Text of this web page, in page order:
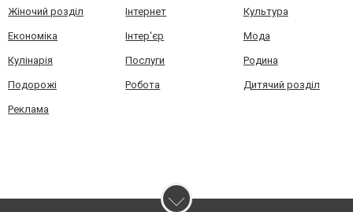
Жіночий розділ Інтернет Культура
Економіка Інтер'єр Мода
Кулінарія Послуги Родина
Подорожі Робота Дитячий розділ
Реклама